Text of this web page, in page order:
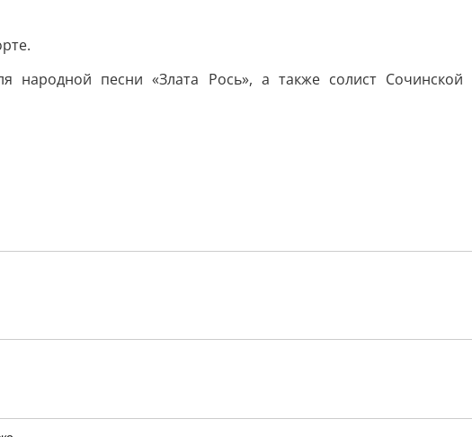
народной песни «Злата Рось», а также солист Сочинской